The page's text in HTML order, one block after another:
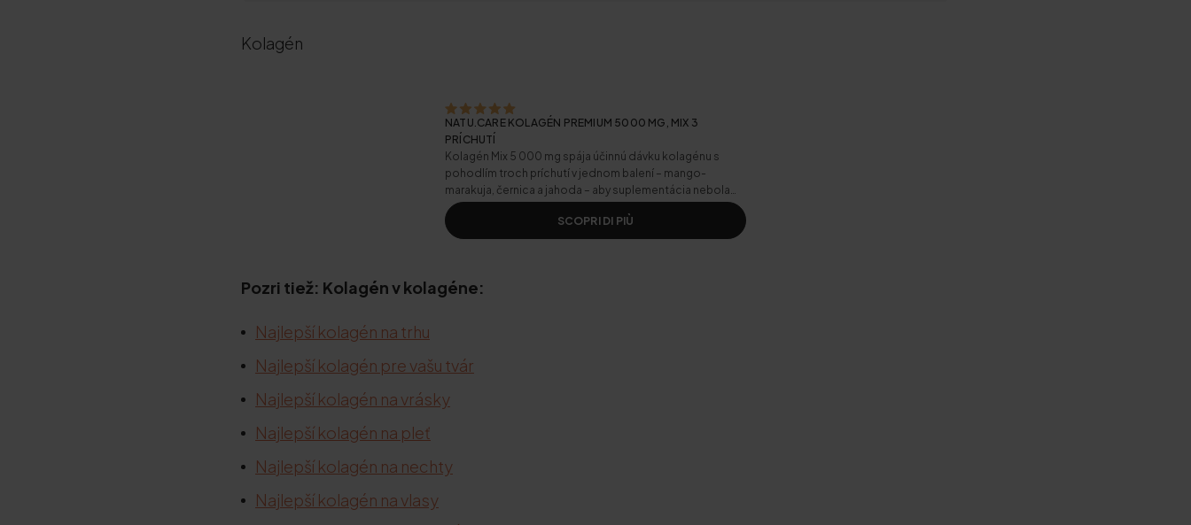
Kolagén
NATU.CARE KOLAGÉN PREMIUM 5000 MG, MIX 3
PRÍCHUTÍ
Kolagén Mix 5 000 mg spája účinnú dávku kolagénu s
pohodlím troch príchutí v jednom balení – mango-
marakuja, černica a jahoda – aby suplementácia nebola
monotónna.
SCOPRI DI PIÙ
Pozri tiež: Kolagén v kolagéne:
Najlepší kolagén na trhu
Najlepší kolagén pre vašu tvár
Najlepší kolagén na vrásky
Najlepší kolagén na pleť
Najlepší kolagén na nechty
Najlepší kolagén na vlasy